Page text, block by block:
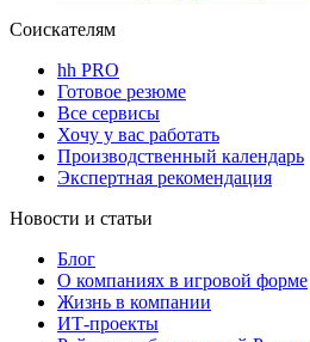
Соискателям
hh PRO
Готовое резюме
Все сервисы
Хочу у вас работать
Производственный календарь
Экспертная рекомендация
Новости и статьи
Блог
О компаниях в игровой форме
Жизнь в компании
ИТ-проекты